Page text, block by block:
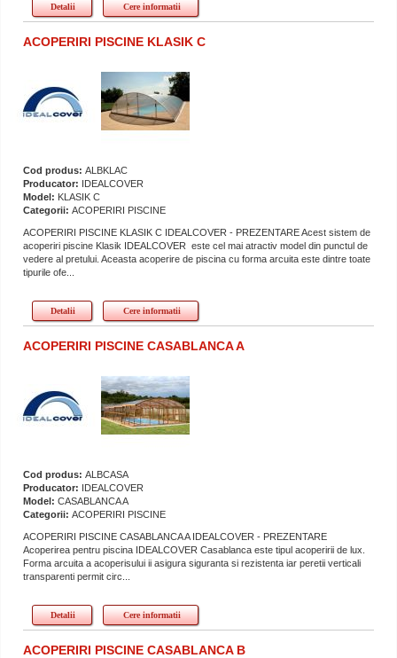
Detalii Cere informatii
ACOPERIRI PISCINE KLASIK C
Cod produs: ALBKLAC
Producator: IDEALCOVER
Model: KLASIK C
Categorii: ACOPERIRI PISCINE
ACOPERIRI PISCINE KLASIK C IDEALCOVER - PREZENTARE Acest sistem de
acoperiri piscine Klasik IDEALCOVER este cel mai atractiv model din punctul de
vedere al pretului. Aceasta acoperire de piscina cu forma arcuita este dintre toate
tipurile ofe...
Detalii Cere informatii
ACOPERIRI PISCINE CASABLANCA A
Cod produs: ALBCASA
Producator: IDEALCOVER
Model: CASABLANCA A
Categorii: ACOPERIRI PISCINE
ACOPERIRI PISCINE CASABLANCA A IDEALCOVER - PREZENTARE
Acoperirea pentru piscina IDEALCOVER Casablanca este tipul acoperirii de lux.
Forma arcuita a acoperisului ii asigura siguranta si rezistenta iar peretii verticali
transparenti permit circ...
Detalii Cere informatii
ACOPERIRI PISCINE CASABLANCA B